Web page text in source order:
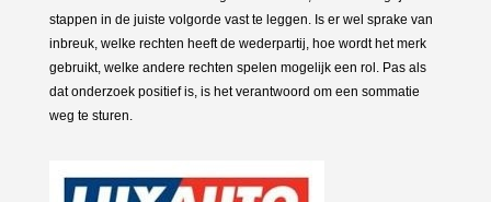
stappen in de juiste volgorde vast te leggen. Is er wel sprake van
inbreuk, welke rechten heeft de wederpartij, hoe wordt het merk
gebruikt, welke andere rechten spelen mogelijk een rol. Pas als
dat onderzoek positief is, is het verantwoord om een sommatie
weg te sturen.